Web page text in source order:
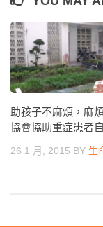
助孩子不麻煩，麻
協會協助重症患者
26 1 月, 2015 BY 生